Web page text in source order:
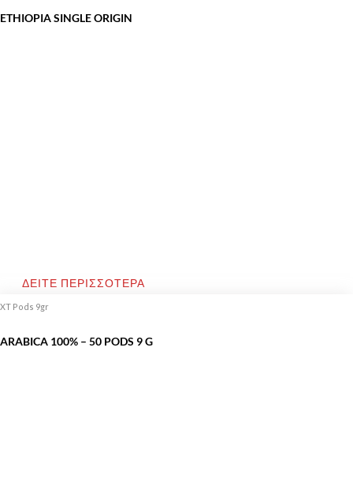
ETHIOPIA SINGLE ORIGIN
ΔΕΙΤΕ ΠΕΡΙΣΣΟΤΕΡΑ
XT Pods 9gr
ARABICA 100% – 50 PODS 9 G